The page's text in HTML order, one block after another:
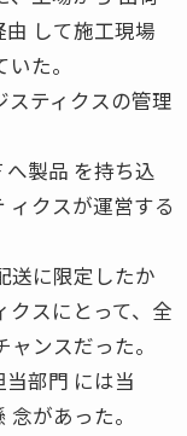
して施工現場
た。
スティクスの管理
製品 を持ち込
ィクスが運営する
に限定したか
クスにとって、全
ンスだった。
部門 には当
があった。